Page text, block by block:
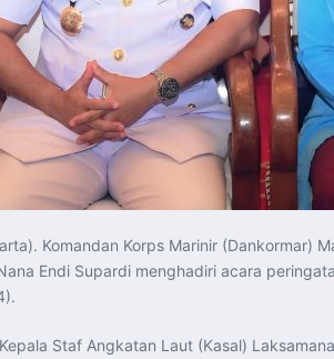
Komandan Korps Marinir (Dankormar)
Endi Supardi menghadiri acara
Staf Angkatan Laut (Kasal)